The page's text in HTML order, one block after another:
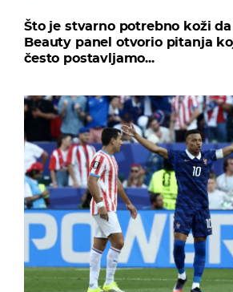
Što je stvarno potrebno koži
Beauty panel otvorio pitanja
često postavljamo...